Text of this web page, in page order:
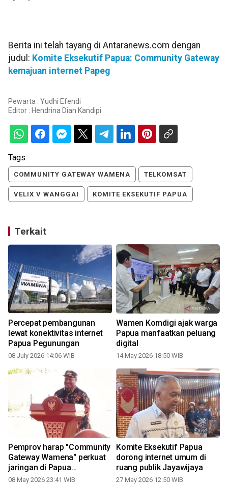
Berita ini telah tayang di Antaranews.com dengan
judul: Komite Eksekutif Papua: Community Gateway
kemajuan internet Papeg
Pewarta : Yudhi Efendi
Editor : Hendrina Dian Kandipi
Tags:
COMMUNITY GATEWAY WAMENA TELKOMSAT
VELIX V WANGGAI KOMITE EKSEKUTIF PAPUA
Terkait
Percepat pembangunan
lewat konektivitas internet
Papua Pegunungan
08 July 2026 14:06 WIB
Wamen Komdigi ajak warga
Papua manfaatkan peluang
digital
14 May 2026 18:50 WIB
Pemprov harap "Community
Gateway Wamena" perkuat
jaringan di Papua
Pegunungan
08 May 2026 23:41 WIB
Komite Eksekutif Papua
dorong internet umum di
ruang publik Jayawijaya
27 May 2026 12:50 WIB